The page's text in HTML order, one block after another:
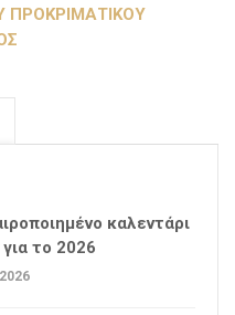
καλεντάρι
το 2026